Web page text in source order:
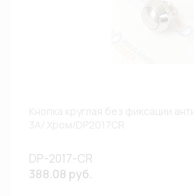
DP-2017-CR
388.08 руб.